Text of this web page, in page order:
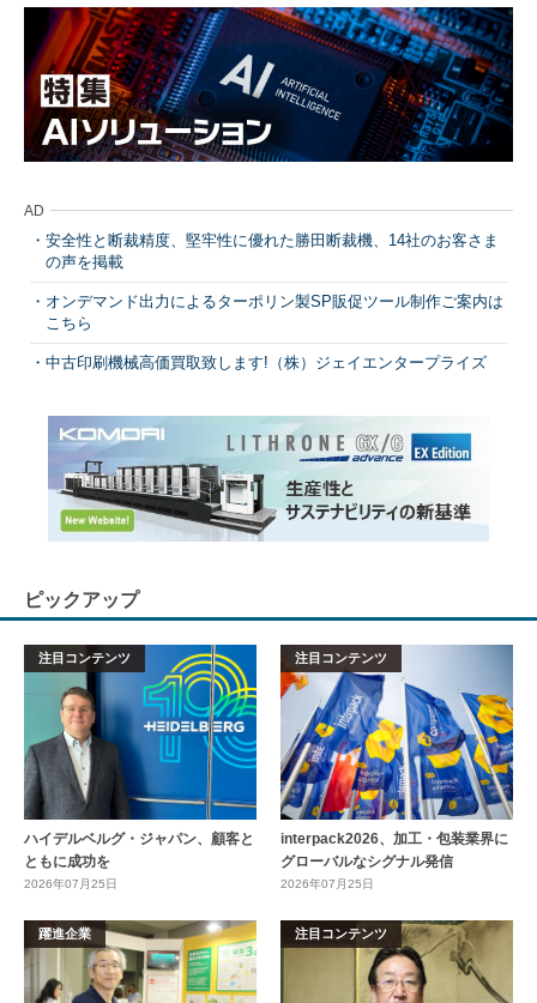
AD
安全性と断裁精度、堅牢性に優れた勝田断裁機、14社のお客さま
の声を掲載
オンデマンド出力によるターポリン製SP販促ツール制作ご案内は
こちら
中古印刷機械高価買取致します!（株）ジェイエンタープライズ
ピックアップ
注目コンテンツ
ハイデルベルグ・ジャパン、顧客と
ともに成功を
2026年07月25日
注目コンテンツ
interpack2026、加工・包装業界に
グローバルなシグナル発信
2026年07月25日
躍進企業 注目コンテンツ